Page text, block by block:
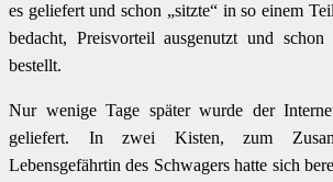
es geliefert und schon „sitzte“ in so einem
bedacht, Preisvorteil ausgenutzt und
bestellt.
Nur wenige Tage später wurde der
geliefert. In zwei Kisten, zum
Lebensgefährtin des Schwagers hatte sich